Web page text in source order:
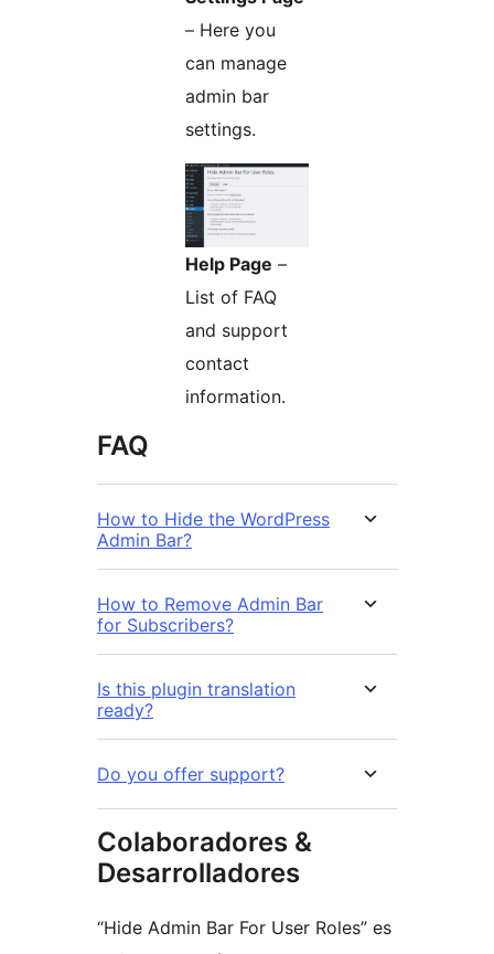
– Here you
can manage
admin bar
settings.
Help Page –
List of FAQ
and support
contact
information.
FAQ
How to Hide the WordPress
Admin Bar?
How to Remove Admin Bar
for Subscribers?
Is this plugin translation
ready?
Do you offer support?
Colaboradores &
Desarrolladores
“Hide Admin Bar For User Roles” es